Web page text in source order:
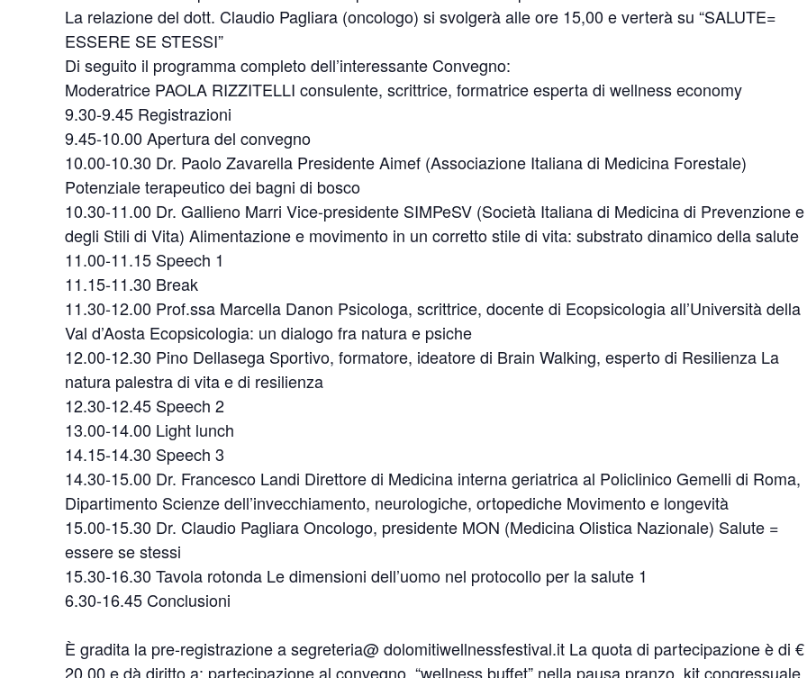
La relazione del dott. Claudio Pagliara (oncologo) si svolgerà alle ore 15,00 e verterà su “SALUTE=
ESSERE SE STESSI”
Di seguito il programma completo dell’interessante Convegno:
Moderatrice PAOLA RIZZITELLI consulente, scrittrice, formatrice esperta di wellness economy
9.30-9.45 Registrazioni
9.45-10.00 Apertura del convegno
10.00-10.30 Dr. Paolo Zavarella Presidente Aimef (Associazione Italiana di Medicina Forestale)
Potenziale terapeutico dei bagni di bosco
10.30-11.00 Dr. Gallieno Marri Vice-presidente SIMPeSV (Società Italiana di Medicina di Prevenzione e
degli Stili di Vita) Alimentazione e movimento in un corretto stile di vita: substrato dinamico della salute
11.00-11.15 Speech 1
11.15-11.30 Break
11.30-12.00 Prof.ssa Marcella Danon Psicologa, scrittrice, docente di Ecopsicologia all’Università della
Val d’Aosta Ecopsicologia: un dialogo fra natura e psiche
12.00-12.30 Pino Dellasega Sportivo, formatore, ideatore di Brain Walking, esperto di Resilienza La
natura palestra di vita e di resilienza
12.30-12.45 Speech 2
13.00-14.00 Light lunch
14.15-14.30 Speech 3
14.30-15.00 Dr. Francesco Landi Direttore di Medicina interna geriatrica al Policlinico Gemelli di Roma,
Dipartimento Scienze dell’invecchiamento, neurologiche, ortopediche Movimento e longevità
15.00-15.30 Dr. Claudio Pagliara Oncologo, presidente MON (Medicina Olistica Nazionale) Salute =
essere se stessi
15.30-16.30 Tavola rotonda Le dimensioni dell’uomo nel protocollo per la salute 1
6.30-16.45 Conclusioni
È gradita la pre-registrazione a segreteria@ dolomitiwellnessfestival.it La quota di partecipazione è di €
20,00 e dà diritto a: partecipazione al convegno, “wellness buffet” nella pausa pranzo, kit congressuale,